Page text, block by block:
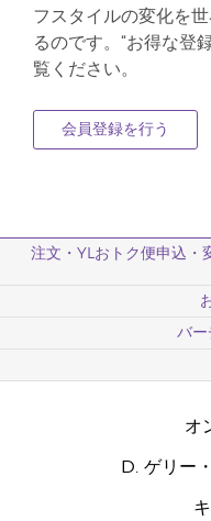
フスタイルの変化を
るのです。“お得な登
覧ください。
会員登録を行う
注文・YLおトク便申込
バー
オ
D. ゲリー